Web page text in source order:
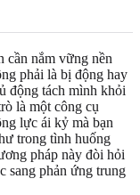
cần nắm vững nền
phải là bị động hay
động tách mình khỏi
là một công cụ
lực ái kỷ mà bạn
trong tình huống
pháp này đòi hỏi
sang phản ứng trung